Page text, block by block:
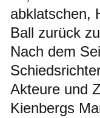
abklatschen,
Ball zurück
Nach dem
Akteure und
Kienbergs